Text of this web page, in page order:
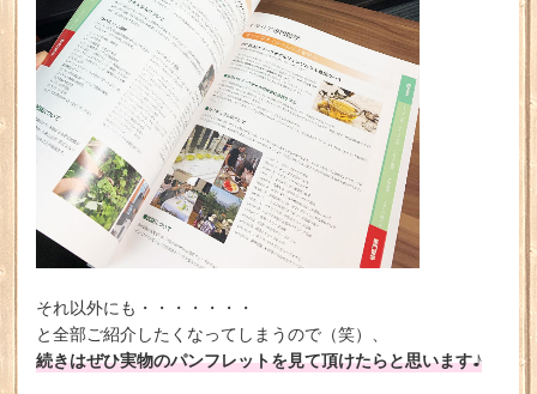
それ以外にも・・・・・・・
と全部ご紹介したくなってしまうので（笑）、
続きはぜひ実物のパンフレットを見て頂けたらと思います♪